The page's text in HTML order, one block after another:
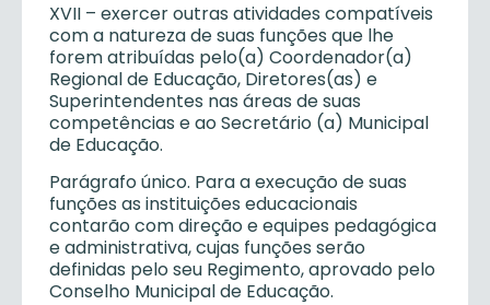
XVII – exercer outras atividades compatíveis
com a natureza de suas funções que lhe
forem atribuídas pelo(a) Coordenador(a)
Regional de Educação, Diretores(as) e
Superintendentes nas áreas de suas
competências e ao Secretário (a) Municipal
de Educação.
Parágrafo único. Para a execução de suas
funções as instituições educacionais
contarão com direção e equipes pedagógica
e administrativa, cujas funções serão
definidas pelo seu Regimento, aprovado pelo
Conselho Municipal de Educação.